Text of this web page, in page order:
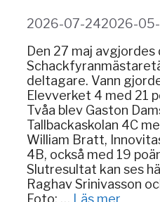
2026-07-242026-
Den 27 maj
deltagare. Vann
Elevverket 4 med 21
Tvåa blev Gaston
Tallbackaskolan 4C
William Bratt,
4B, också med 19
Slutresultat kan ses
Raghav Srinivasson
Foto: … Läs mer